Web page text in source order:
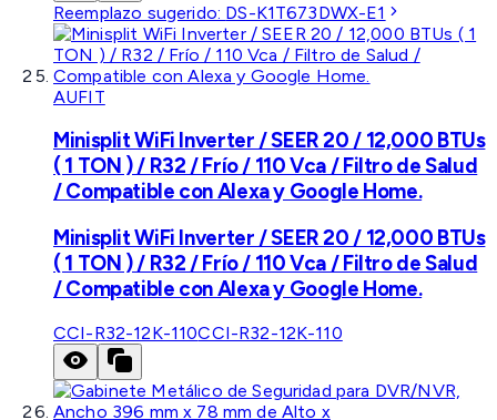
Reemplazo sugerido: DS-K1T673DWX-E1
AUFIT
Minisplit WiFi Inverter / SEER 20 / 12,000 BTUs
( 1 TON ) / R32 / Frío / 110 Vca / Filtro de Salud
/ Compatible con Alexa y Google Home.
Minisplit WiFi Inverter / SEER 20 / 12,000 BTUs
( 1 TON ) / R32 / Frío / 110 Vca / Filtro de Salud
/ Compatible con Alexa y Google Home.
CCI-R32-12K-110CCI-R32-12K-110